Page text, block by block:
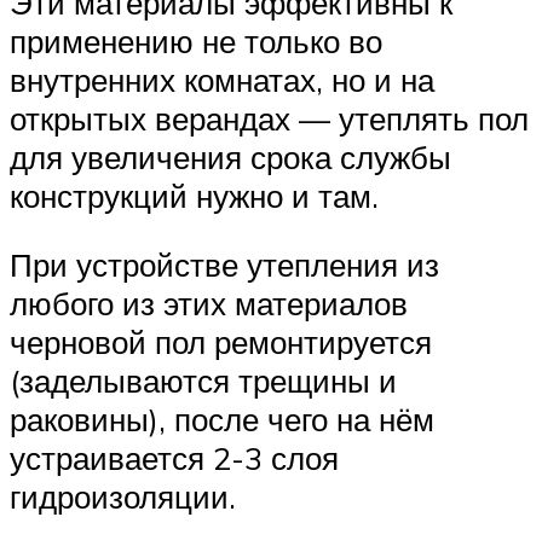
применению не только во
внутренних комнатах, но и на
открытых верандах — утеплять пол
для увеличения срока службы
конструкций нужно и там.
При устройстве утепления из
любого из этих материалов
черновой пол ремонтируется
(заделываются трещины и
раковины), после чего на нём
устраивается 2-3 слоя
гидроизоляции.